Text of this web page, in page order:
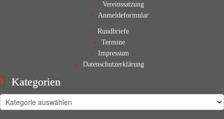
Vereinssatzung
Anmeldeformular
Rundbriefe
Termine
Impressum
Datenschutzerklärung
Kategorien
Kategorien